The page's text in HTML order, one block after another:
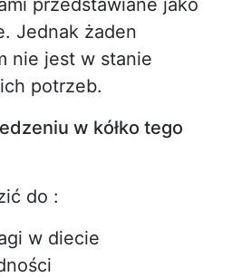
Jednak żaden
nie jest w stanie
potrzeb.
w kółko tego
do :
w diecie